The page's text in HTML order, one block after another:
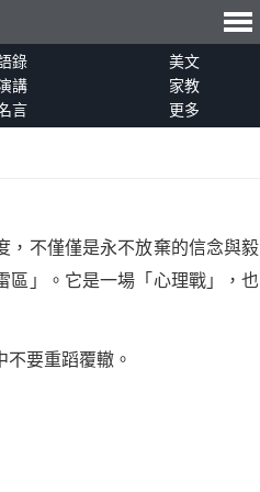
導
錄
美文
講
家教
言
更多
，不僅僅是永不放棄的信念與毅
區」。它是一場「心理戰」，也
要重蹈覆轍。